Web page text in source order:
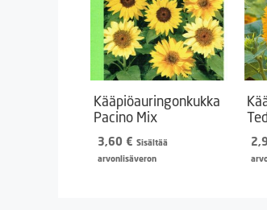
Kääpiöauringonkukka
Pacino Mix
3,60 € Sisältää
arvonlisäveron